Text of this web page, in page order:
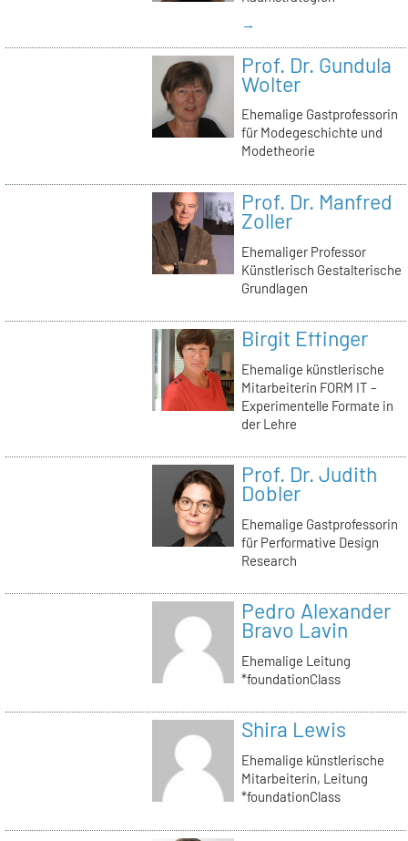
→
Prof. Dr. Gundula
Wolter
Ehemalige Gastprofessorin
für Modegeschichte und
Modetheorie
Prof. Dr. Manfred
Zoller
Ehemaliger Professor
Künstlerisch Gestalterische
Grundlagen
Birgit Effinger
Ehemalige künstlerische
Mitarbeiterin FORM IT –
Experimentelle Formate in
der Lehre
Prof. Dr. Judith
Dobler
Ehemalige Gastprofessorin
für Performative Design
Research
Pedro Alexander
Bravo Lavin
Ehemalige Leitung
*foundationClass
Shira Lewis
Ehemalige künstlerische
Mitarbeiterin, Leitung
*foundationClass